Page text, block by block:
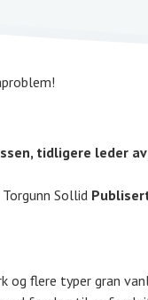
tidligere leder
Torgunn Sollid
og flere typer gran